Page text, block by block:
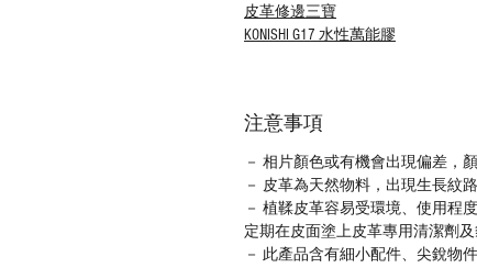
皮革修邊三寶
KONISHI G17 水性萬能膠
注意事項
－ 相片顏色或有機會出現偏差，
－ 皮革為天然物料，出現生長紋
－ 植鞣皮革容易受環境、使用程
定期在皮面塗上皮革專用清潔劑及
－ 此產品含有細小配件、尖銳物